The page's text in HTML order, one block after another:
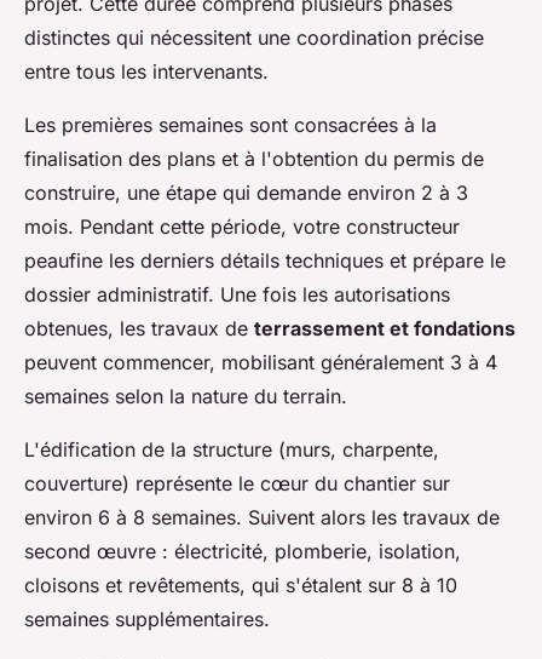
distinctes qui nécessitent une coordination précise
entre tous les intervenants.
Les premières semaines sont consacrées à la
finalisation des plans et à l'obtention du permis de
construire, une étape qui demande environ 2 à 3
mois. Pendant cette période, votre constructeur
peaufine les derniers détails techniques et prépare le
dossier administratif. Une fois les autorisations
obtenues, les travaux de terrassement et fondations
peuvent commencer, mobilisant généralement 3 à 4
semaines selon la nature du terrain.
L'édification de la structure (murs, charpente,
couverture) représente le cœur du chantier sur
environ 6 à 8 semaines. Suivent alors les travaux de
second œuvre : électricité, plomberie, isolation,
cloisons et revêtements, qui s'étalent sur 8 à 10
semaines supplémentaires.